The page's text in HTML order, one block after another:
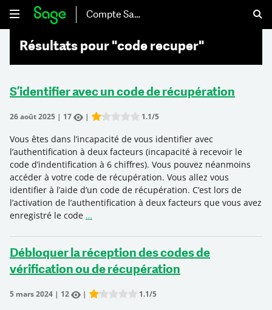
Compte Sage
Résultats pour "code recuper"
S’identifier avec un code de récupération
26 août 2025 | 17 |
Rate this item:
1.1/5
Vous êtes dans l’incapacité de vous identifier avec
l’authentification à deux facteurs (incapacité à recevoir le
code d’indentification à 6 chiffres). Vous pouvez néanmoins
accéder à votre code de récupération. Vous allez vous
identifier à l’aide d’un code de récupération. C’est lors de
l’activation de l’authentification à deux facteurs que vous avez
enregistré le code …
Débloquer la réception des codes de
vérification ou de récupération
5 mars 2024 | 12 |
Rate this item:
1.1/5